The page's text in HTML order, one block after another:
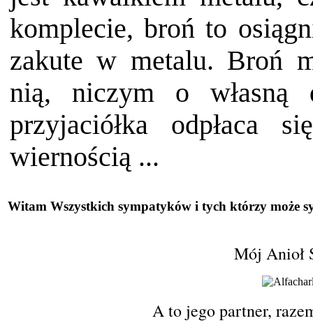
komplecie, broń to
zakute w metalu. Broń
nią, niczym o własną
przyjaciółka odpłaca
wiernością ...
Witam Wszystkich sympatyków i tych którzy może
Mój Anioł
A to jego partner,